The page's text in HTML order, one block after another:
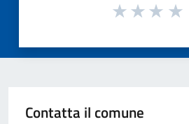
Contatta il comune